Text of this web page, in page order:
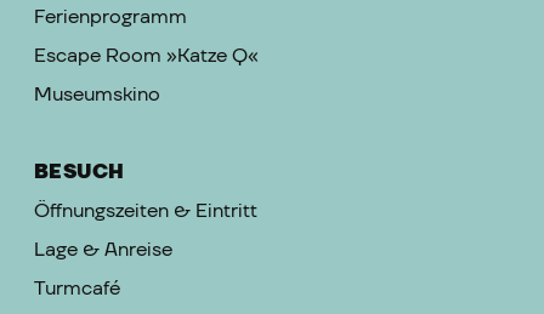
Ferienprogramm
Escape Room »Katze Q«
Museumskino
BESUCH
Öffnungszeiten & Eintritt
Lage & Anreise
Turmcafé